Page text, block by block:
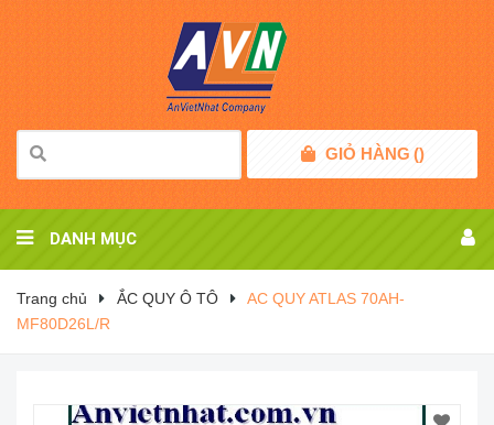
GIỎ HÀNG ()
DANH MỤC
Trang chủ ẮC QUY Ô TÔ
AC QUY ATLAS 70AH-
MF80D26L/R